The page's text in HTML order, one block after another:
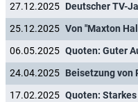
27.12.2025
25.12.2025
06.05.2025
24.04.2025
17.02.2025 Quoten: